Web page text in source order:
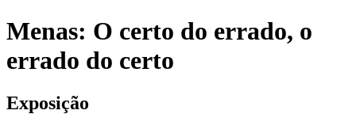
Menas: O certo do errado, o
errado do certo
Exposição